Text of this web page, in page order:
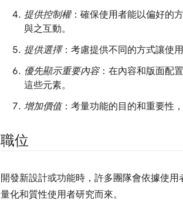
提供控制權：確保使用者能以偏好的
與之互動。
提供選擇：考慮提供不同的方式讓使
優先顯示重要內容：在內容和版面配
這些元素。
增加價值：考量功能的目的和重要性
職位
開發新設計或功能時，許多團隊會依據使用
量化和質性使用者研究而來。